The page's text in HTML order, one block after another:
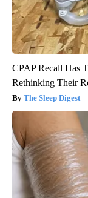
CPAP Recall Has
Rethinking Their
The Sleep Digest